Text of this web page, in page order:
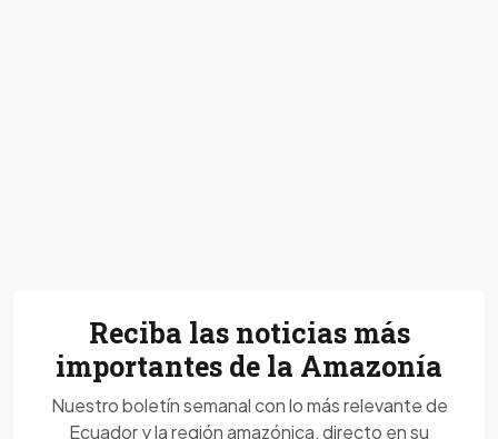
Reciba las noticias más
importantes de la Amazonía
Nuestro boletín semanal con lo más relevante de
Ecuador y la región amazónica, directo en su